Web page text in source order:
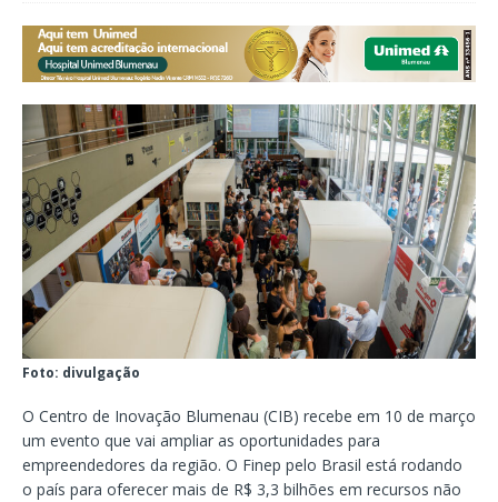
Foto: divulgação
O Centro de Inovação Blumenau (CIB) recebe em 10 de março
um evento que vai ampliar as oportunidades para
empreendedores da região. O Finep pelo Brasil está rodando
o país para oferecer mais de R$ 3,3 bilhões em recursos não